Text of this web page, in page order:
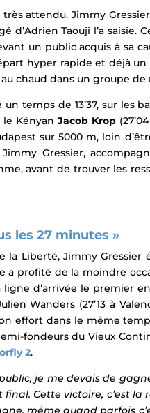
attendu. Jimmy
d’Adrien Taouji l’a
un public acquis à sa
hyper rapide et déjà
chaud dans un groupe de
temps de 13’37, sur les
Kényan Jacob Krop
sur 5000 m, loin
Gressier,
avant de trouver les
les 27 minutes »
la Liberté, Jimmy Gressier
a profité de la moindre
d’arrivée le premier
Wanders (27’13 à
effort dans le même
fondeurs du Vieux
2.
je me devais de
Cette victoire, c’est
même quand parfois